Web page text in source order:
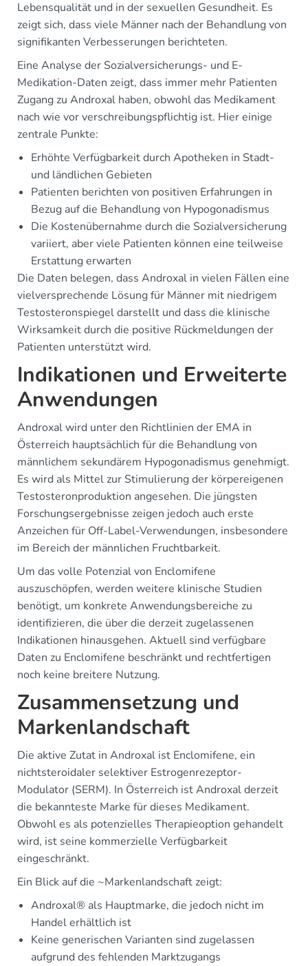
Lebensqualität und in der sexuellen Gesundheit. Es
zeigt sich, dass viele Männer nach der Behandlung von
signifikanten Verbesserungen berichteten.
Eine Analyse der Sozialversicherungs- und E-
Medikation-Daten zeigt, dass immer mehr Patienten
Zugang zu Androxal haben, obwohl das Medikament
nach wie vor verschreibungspflichtig ist. Hier einige
zentrale Punkte:
Erhöhte Verfügbarkeit durch Apotheken in Stadt-
und ländlichen Gebieten
Patienten berichten von positiven Erfahrungen in
Bezug auf die Behandlung von Hypogonadismus
Die Kostenübernahme durch die Sozialversicherung
variiert, aber viele Patienten können eine teilweise
Erstattung erwarten
Die Daten belegen, dass Androxal in vielen Fällen eine
vielversprechende Lösung für Männer mit niedrigem
Testosteronspiegel darstellt und dass die klinische
Wirksamkeit durch die positive Rückmeldungen der
Patienten unterstützt wird.
Indikationen und Erweiterte
Anwendungen
Androxal wird unter den Richtlinien der EMA in
Österreich hauptsächlich für die Behandlung von
männlichem sekundärem Hypogonadismus genehmigt.
Es wird als Mittel zur Stimulierung der körpereigenen
Testosteronproduktion angesehen. Die jüngsten
Forschungsergebnisse zeigen jedoch auch erste
Anzeichen für Off-Label-Verwendungen, insbesondere
im Bereich der männlichen Fruchtbarkeit.
Um das volle Potenzial von Enclomifene
auszuschöpfen, werden weitere klinische Studien
benötigt, um konkrete Anwendungsbereiche zu
identifizieren, die über die derzeit zugelassenen
Indikationen hinausgehen. Aktuell sind verfügbare
Daten zu Enclomifene beschränkt und rechtfertigen
noch keine breitere Nutzung.
Zusammensetzung und
Markenlandschaft
Die aktive Zutat in Androxal ist Enclomifene, ein
nichtsteroidaler selektiver Estrogenrezeptor-
Modulator (SERM). In Österreich ist Androxal derzeit
die bekannteste Marke für dieses Medikament.
Obwohl es als potenzielles Therapieoption gehandelt
wird, ist seine kommerzielle Verfügbarkeit
eingeschränkt.
Ein Blick auf die ~Markenlandschaft zeigt:
Androxal® als Hauptmarke, die jedoch nicht im
Handel erhältlich ist
Keine generischen Varianten sind zugelassen
aufgrund des fehlenden Marktzugangs